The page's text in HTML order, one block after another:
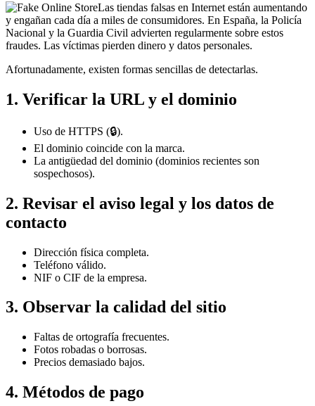
Las tiendas falsas en Internet están aumentando
y engañan cada día a miles de consumidores. En España, la Policía
Nacional y la Guardia Civil advierten regularmente sobre estos
fraudes. Las víctimas pierden dinero y datos personales.
Afortunadamente, existen formas sencillas de detectarlas.
1. Verificar la URL y el dominio
Uso de HTTPS (🔒).
El dominio coincide con la marca.
La antigüedad del dominio (dominios recientes son
sospechosos).
2. Revisar el aviso legal y los datos de
contacto
Dirección física completa.
Teléfono válido.
NIF o CIF de la empresa.
3. Observar la calidad del sitio
Faltas de ortografía frecuentes.
Fotos robadas o borrosas.
Precios demasiado bajos.
4. Métodos de pago